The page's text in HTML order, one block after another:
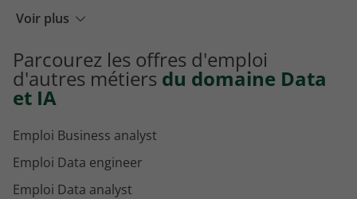
Voir plus
Emploi Machine learning engineer à Niort
Emploi Machine learning engineer à Grenoble
Parcourez les offres d'emploi
d'autres métiers du domaine Data
et IA
Emploi Business analyst
Emploi Data engineer
Emploi Data analyst